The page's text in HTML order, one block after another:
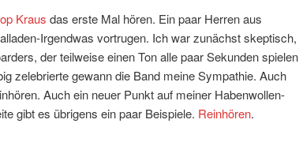
Kraus das erste Mal hören. Ein paar Herren aus
Irgendwas vortrugen. Ich war zunächst skeptisch,
der teilweise einen Ton alle paar Sekunden spielen
zelebrierte gewann die Band meine Sympathie. Auch
Auch ein neuer Punkt auf meiner Habenwollen-
gibt es übrigens ein paar Beispiele. Reinhören.